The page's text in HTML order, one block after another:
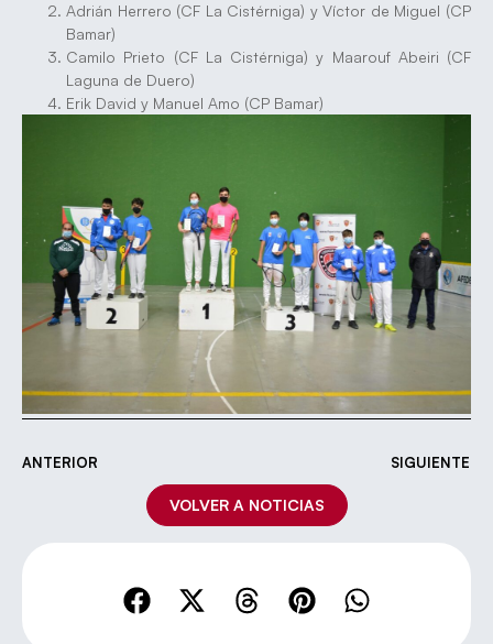
Adrián Herrero (CF La Cistérniga) y Víctor de Miguel (CP
Bamar)
Camilo Prieto (CF La Cistérniga) y Maarouf Abeiri (CF
Laguna de Duero)
Erik David y Manuel Amo (CP Bamar)
ANTERIOR SIGUIENTE
VOLVER A NOTICIAS